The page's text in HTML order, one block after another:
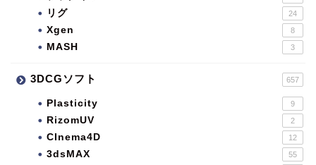
リグ 24
Xgen 8
MASH 3
3DCGソフト 657
Plasticity 9
RizomUV 2
CInema4D 12
3dsMAX 55